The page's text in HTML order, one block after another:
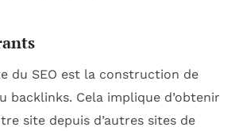
du SEO est la construction de
backlinks. Cela implique d’obtenir
site depuis d’autres sites de